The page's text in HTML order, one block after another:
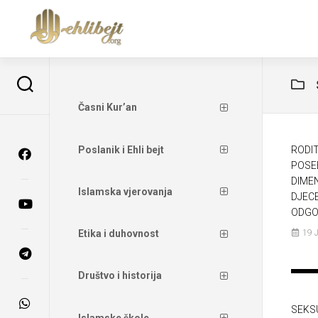
19
Časni Kur’an
Poslanik i Ehli bejt
Islamska vjerovanja
Etika i duhovnost
Društvo i historija